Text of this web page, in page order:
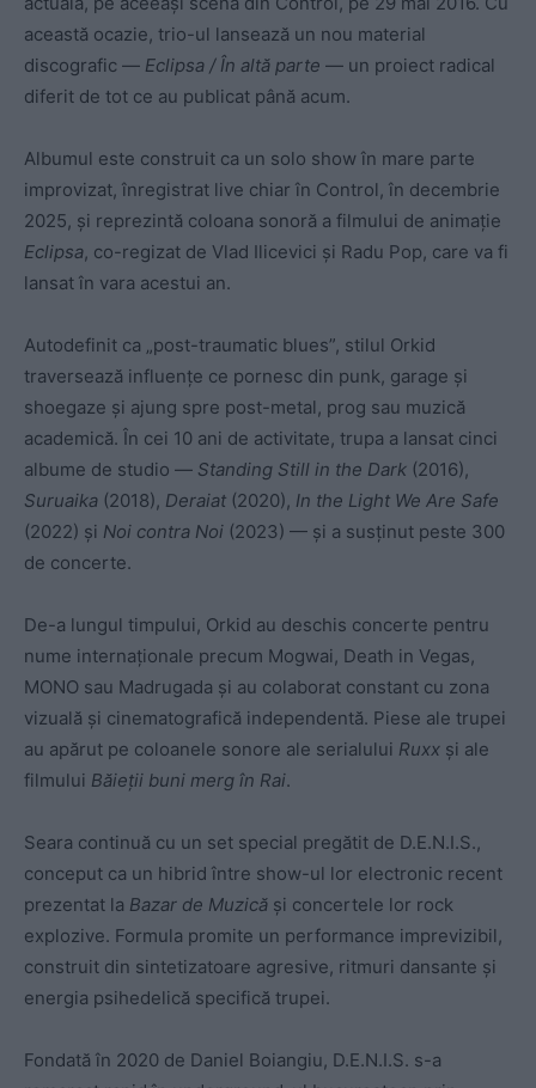
această ocazie, trio-ul lansează un nou material
discografic — Eclipsa / În altă parte — un proiect radical
diferit de tot ce au publicat până acum.
Albumul este construit ca un solo show în mare parte
improvizat, înregistrat live chiar în Control, în decembrie
2025, și reprezintă coloana sonoră a filmului de animație
Eclipsa, co-regizat de Vlad Ilicevici și Radu Pop, care va fi
lansat în vara acestui an.
Autodefinit ca „post-traumatic blues”, stilul Orkid
traversează influențe ce pornesc din punk, garage și
shoegaze și ajung spre post-metal, prog sau muzică
academică. În cei 10 ani de activitate, trupa a lansat cinci
albume de studio — Standing Still in the Dark (2016),
Suruaika (2018), Deraiat (2020), In the Light We Are Safe
(2022) și Noi contra Noi (2023) — și a susținut peste 300
de concerte.
De-a lungul timpului, Orkid au deschis concerte pentru
nume internaționale precum Mogwai, Death in Vegas,
MONO sau Madrugada și au colaborat constant cu zona
vizuală și cinematografică independentă. Piese ale trupei
au apărut pe coloanele sonore ale serialului Ruxx și ale
filmului Băieții buni merg în Rai.
Seara continuă cu un set special pregătit de D.E.N.I.S.,
conceput ca un hibrid între show-ul lor electronic recent
prezentat la Bazar de Muzică și concertele lor rock
explozive. Formula promite un performance imprevizibil,
construit din sintetizatoare agresive, ritmuri dansante și
energia psihedelică specifică trupei.
Fondată în 2020 de Daniel Boiangiu, D.E.N.I.S. s-a